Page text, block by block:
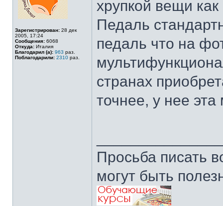
Зарегистрирован: 28 дек
2005, 17:24
Сообщения: 6068
Откуда: Италия
Благодарил (а): 963 раз.
Поблагодарили: 2310 раз.
хрупкой вещи
Педаль
педаль что на
странах
точнее, у нее
Просьба писать
могут быть